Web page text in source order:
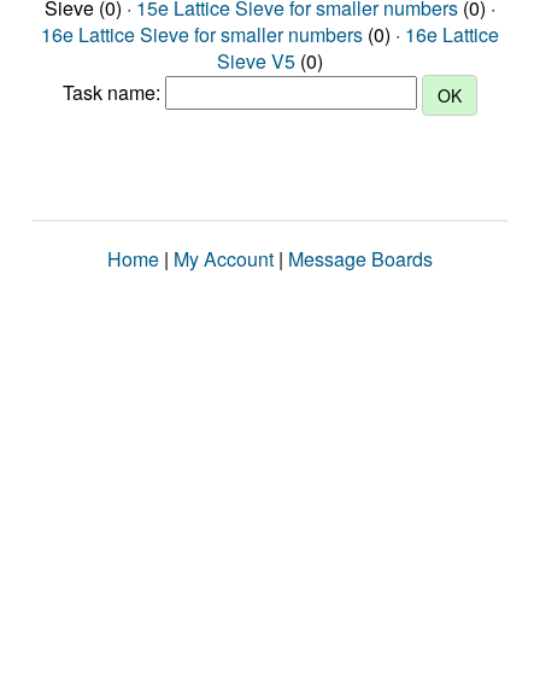
Sieve (0) · 15e Lattice Sieve for smaller numbers (0) ·
16e Lattice Sieve for smaller numbers (0) · 16e Lattice
Sieve V5 (0)
Task name:
Home | My Account | Message Boards